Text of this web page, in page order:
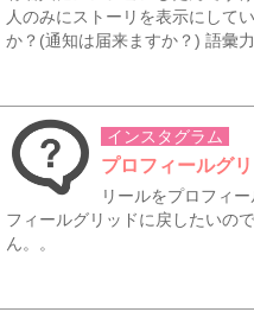
人のみにストーリを表示にして
か？(通知は届来ますか？) 語彙
インスタグラム
プロフィールグ
リールをプロフィ
フィールグリッドに戻したいの
ん。。